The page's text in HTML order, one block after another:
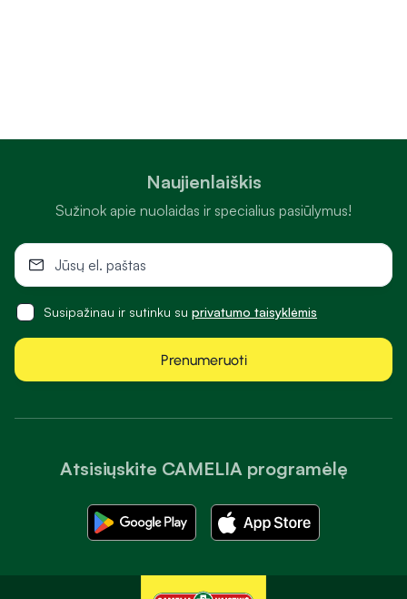
Atsisiųskite CAMELIA programėlę
Naujienlaiškis
Sužinok apie nuolaidas ir specialius pasiūlymus!
Susipažinau ir sutinku su privatumo taisyklėmis
Prenumeruoti